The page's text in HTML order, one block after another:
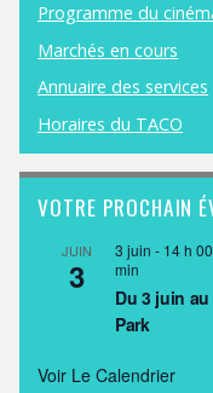
Programme du
Marchés en cours
Annuaire des services
Horaires du TACO
VOTRE PROCHAIN
JUIN
3
3 juin - 14 h
min
Du 3 juin
Park
Voir Le Calendrier